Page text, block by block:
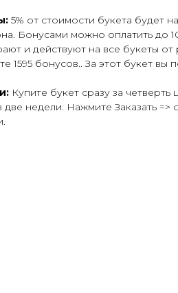
5% от стоимости букета будет
Бонусами можно оплатить до
и действуют на все букеты от
1595 бонусов.. За этот букет вы
Купите букет сразу за
недели. Нажмите Заказать =>